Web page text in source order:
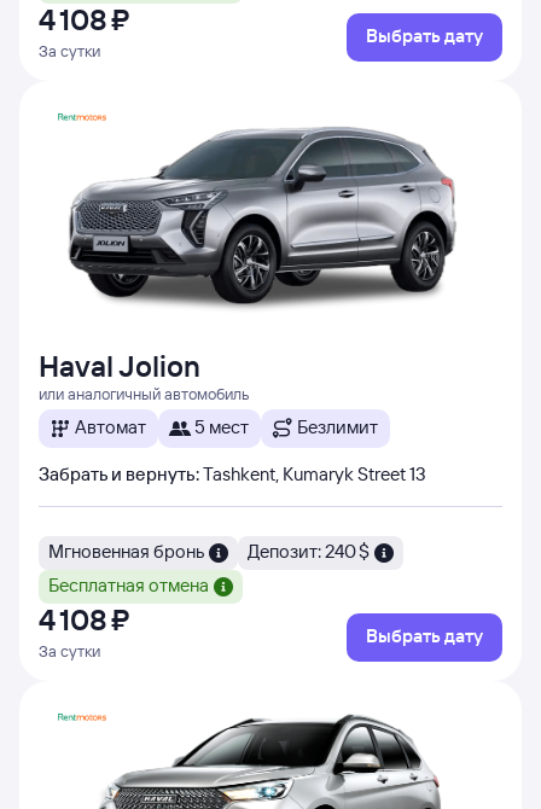
4 ⁠108 ⁠₽
За сутки
Выбрать дату
Haval Jolion
или аналогичный автомобиль
Автомат 5 мест Безлимит
Забрать и вернуть:Tashkent, Kumaryk Street 13
Мгновенная бронь
Депозит: 240 $
Бесплатная отмена
4 ⁠108 ⁠₽
За сутки
Выбрать дату